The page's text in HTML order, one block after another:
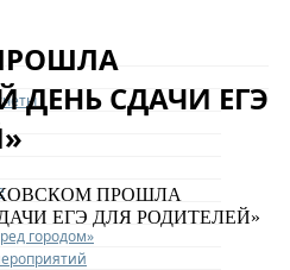
городом»
СДАЧИ ЕГЭ
ПРОШЛА
ЕГЭ ДЛЯ РОДИТЕЛЕЙ»